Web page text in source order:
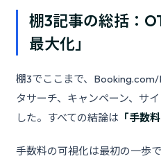
棚3記事の総括：
最大化」
棚3でここまで、
タサーチ、キャンペーン、サ
した。すべての結論は 「手数
手数料の可視化は最初の一歩